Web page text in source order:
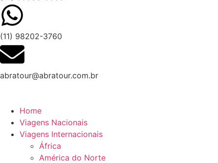
(11) 98202-3760
abratour@abratour.com.br
Home
Viagens Nacionais
Viagens Internacionais
África
América do Norte